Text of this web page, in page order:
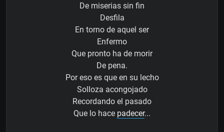
De miserias sin fin
Desfila
En torno de aquel ser
Enfermo
Que pronto ha de morir
De pena.
Por eso es que en su lecho
Solloza acongojado
Recordando el pasado
Que lo hace padecer...